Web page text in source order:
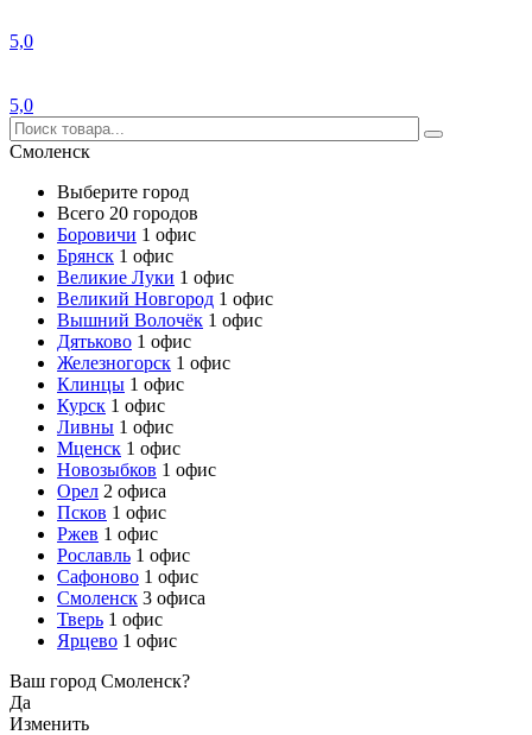
5,0
5,0
Смоленск
Выберите город
Всего 20 городов
Боровичи 1 офис
Брянск 1 офис
Великие Луки 1 офис
Великий Новгород 1 офис
Вышний Волочёк 1 офис
Дятьково 1 офис
Железногорск 1 офис
Клинцы 1 офис
Курск 1 офис
Ливны 1 офис
Мценск 1 офис
Новозыбков 1 офис
Орел 2 офиса
Псков 1 офис
Ржев 1 офис
Рославль 1 офис
Сафоново 1 офис
Смоленск 3 офиса
Тверь 1 офис
Ярцево 1 офис
Ваш город Смоленск?
Да
Изменить